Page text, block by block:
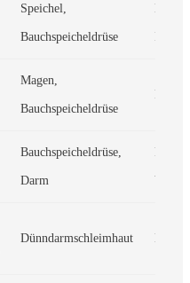
Speichel,
Bauchspeicheldrüse
Magen,
Bauchspeicheldrüse
Bauchspeicheldrüse,
Darm Vit-
Dünndarmschleimhaut